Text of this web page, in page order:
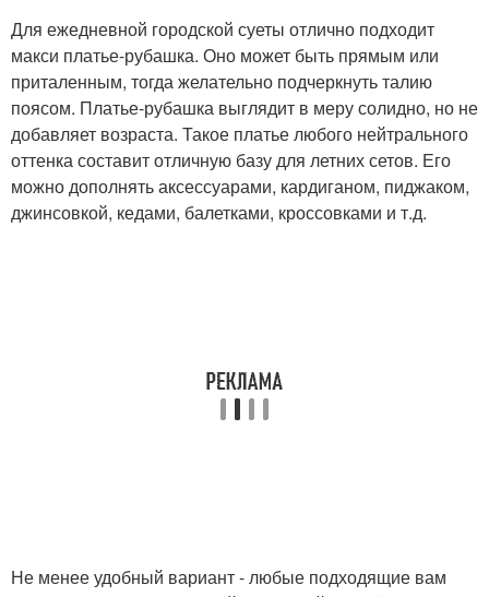
Для ежедневной городской суеты отлично подходит
макси платье-рубашка. Оно может быть прямым или
приталенным, тогда желательно подчеркнуть талию
поясом. Платье-рубашка выглядит в меру солидно, но не
добавляет возраста. Такое платье любого нейтрального
оттенка составит отличную базу для летних сетов. Его
можно дополнять аксессуарами, кардиганом, пиджаком,
джинсовкой, кедами, балетками, кроссовками и т.д.
Не менее удобный вариант - любые подходящие вам